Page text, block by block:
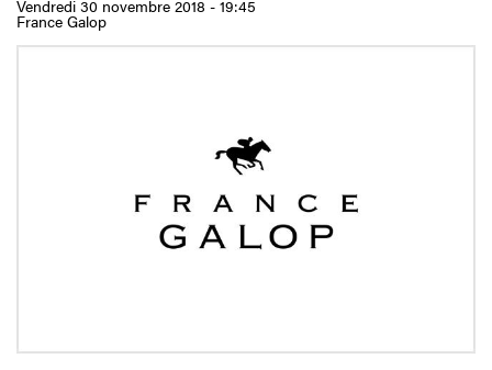
Vendredi 30 novembre 2018 - 19:45
France Galop